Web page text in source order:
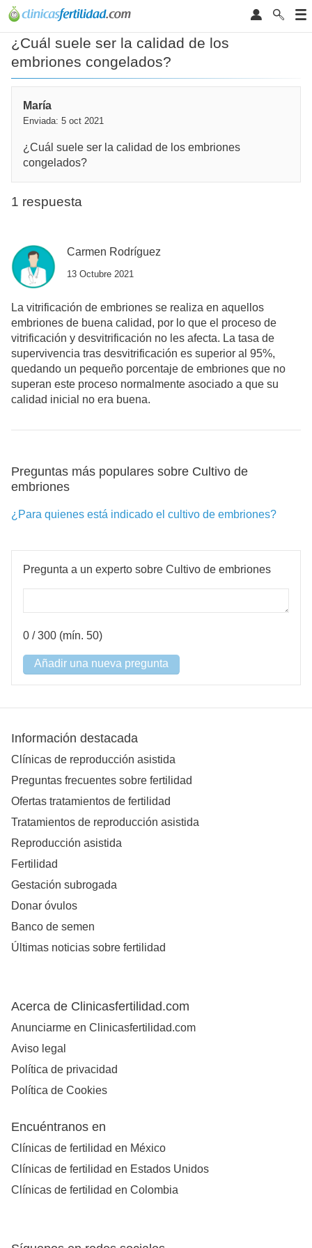
¿Cuál suele ser la calidad de los
embriones congelados?
María
Enviada: 5 oct 2021
¿Cuál suele ser la calidad de los embriones
congelados?
1 respuesta
Carmen Rodríguez
13 Octubre 2021
La vitrificación de embriones se realiza en aquellos
embriones de buena calidad, por lo que el proceso de
vitrificación y desvitrificación no les afecta. La tasa de
supervivencia tras desvitrificación es superior al 95%,
quedando un pequeño porcentaje de embriones que no
superan este proceso normalmente asociado a que su
calidad inicial no era buena.
Preguntas más populares sobre Cultivo de
embriones
¿Para quienes está indicado el cultivo de embriones?
Pregunta a un experto sobre Cultivo de embriones
0 / 300 (mín. 50)
Añadir una nueva pregunta
Información destacada
Clínicas de reproducción asistida
Preguntas frecuentes sobre fertilidad
Ofertas tratamientos de fertilidad
Tratamientos de reproducción asistida
Reproducción asistida
Fertilidad
Gestación subrogada
Donar óvulos
Banco de semen
Últimas noticias sobre fertilidad
Acerca de Clinicasfertilidad.com
Anunciarme en Clinicasfertilidad.com
Aviso legal
Política de privacidad
Política de Cookies
Encuéntranos en
Clínicas de fertilidad en México
Clínicas de fertilidad en Estados Unidos
Clínicas de fertilidad en Colombia